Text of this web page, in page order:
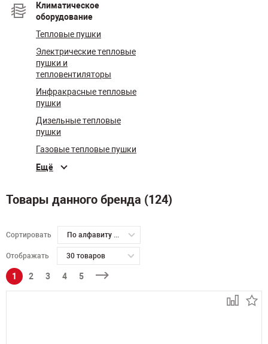
Климатическое
оборудование
Тепловые пушки
Электрические тепловые
пушки и
тепловентиляторы
Инфракрасные тепловые
пушки
Дизельные тепловые
пушки
Газовые тепловые пушки
Ещё
Товары данного бренда (124)
Сортировать По алфавиту А-Я
Отображать 30 товаров
1 2 3 4 5